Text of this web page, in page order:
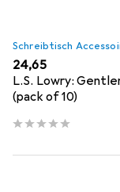
Schreibtisch
EUR
24,65
L.S. Lowry:
(pack of 10)